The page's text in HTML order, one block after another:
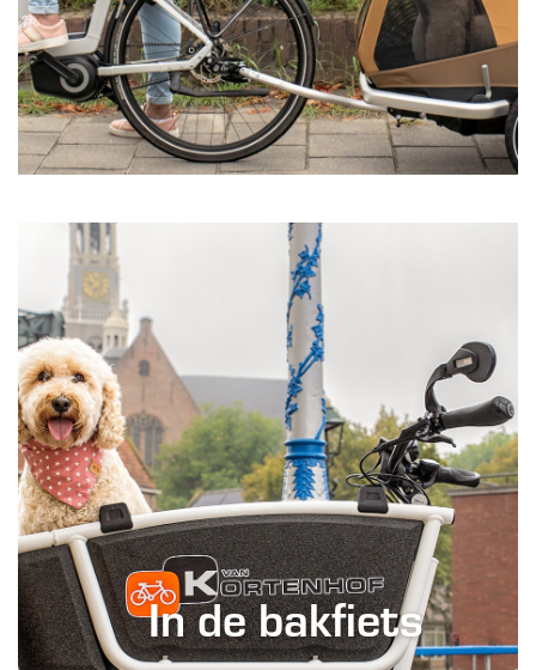
In de bakfiets